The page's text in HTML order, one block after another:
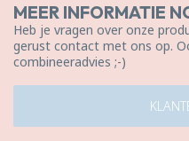
MEER INFORMATIE
Heb je vragen over onze
gerust contact met ons op.
combineeradvies ;-)